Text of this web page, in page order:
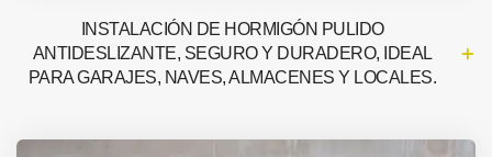
INSTALACIÓN DE HORMIGÓN PULIDO
ANTIDESLIZANTE, SEGURO Y DURADERO, IDEAL
PARA GARAJES, NAVES, ALMACENES Y LOCALES.